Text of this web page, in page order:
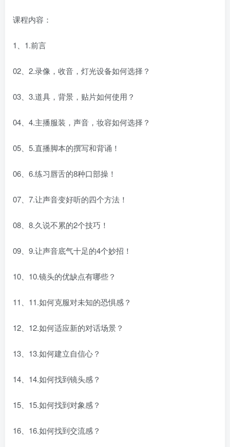
课程内容：
1、1.前言
02、2.录像，收音，灯光设备如何选择？
03、3.道具，背景，贴片如何使用？
04、4.主播服装，声音，妆容如何选择？
05、5.直播脚本的撰写和背诵！
06、6.练习唇舌的8种口部操！
07、7.让声音变好听的四个方法！
08、8.久说不累的2个技巧！
09、9.让声音底气十足的4个妙招！
10、10.镜头的优缺点有哪些？
11、11.如何克服对未知的恐惧感？
12、12.如何适应新的对话场景？
13、13.如何建立自信心？
14、14.如何找到镜头感？
15、15.如何找到对象感？
16、16.如何找到交流感？